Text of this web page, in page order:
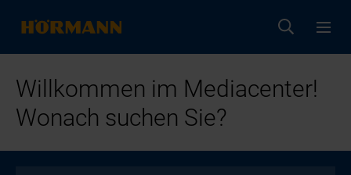
Willkommen im Mediacenter!
Wonach suchen Sie?